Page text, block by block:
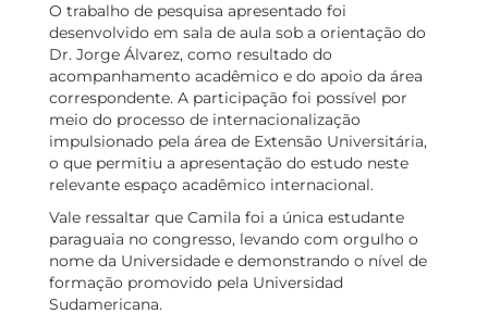
O trabalho de pesquisa apresentado foi
desenvolvido em sala de aula sob a orientação do
Dr. Jorge Álvarez, como resultado do
acompanhamento acadêmico e do apoio da área
correspondente. A participação foi possível por
meio do processo de internacionalização
impulsionado pela área de Extensão Universitária,
o que permitiu a apresentação do estudo neste
relevante espaço acadêmico internacional.
Vale ressaltar que Camila foi a única estudante
paraguaia no congresso, levando com orgulho o
nome da Universidade e demonstrando o nível de
formação promovido pela Universidad
Sudamericana.